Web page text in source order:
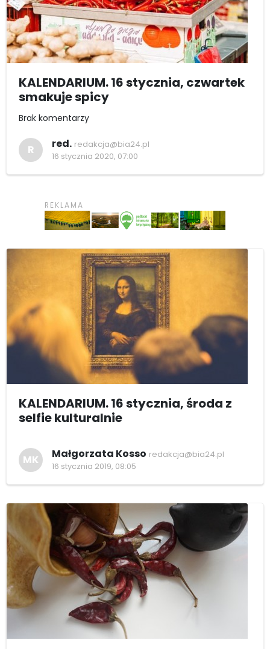
KALENDARIUM. 16 stycznia, czwartek
smakuje spicy
Brak komentarzy
R red. redakcja@bia24.pl
16 stycznia 2020, 07:00
KALENDARIUM. 16 stycznia, środa z
selfie kulturalnie
MK Małgorzata Kosso redakcja@bia24.pl
16 stycznia 2019, 08:05